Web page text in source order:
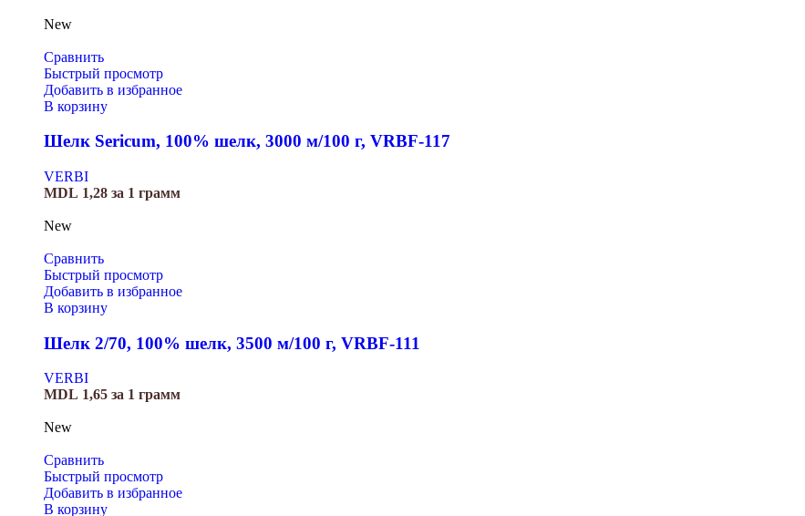
New
Сравнить
Быстрый просмотр
Добавить в избранное
В корзину
Шелк Sericum, 100% шелк, 3000 м/100 г, VRBF-117
VERBI
MDL 1,28 за 1 грамм
New
Сравнить
Быстрый просмотр
Добавить в избранное
В корзину
Шелк 2/70, 100% шелк, 3500 м/100 г, VRBF-111
VERBI
MDL 1,65 за 1 грамм
New
Сравнить
Быстрый просмотр
Добавить в избранное
В корзину